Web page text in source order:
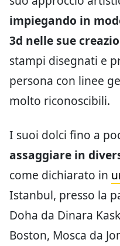
impiegando in
3d nelle sue
stampi disegnati e
persona con linee
molto riconoscibili.
I suoi dolci fino a
assaggiare in
come dichiarato in
Istanbul, presso la
Doha da Dinara
Boston, Mosca da